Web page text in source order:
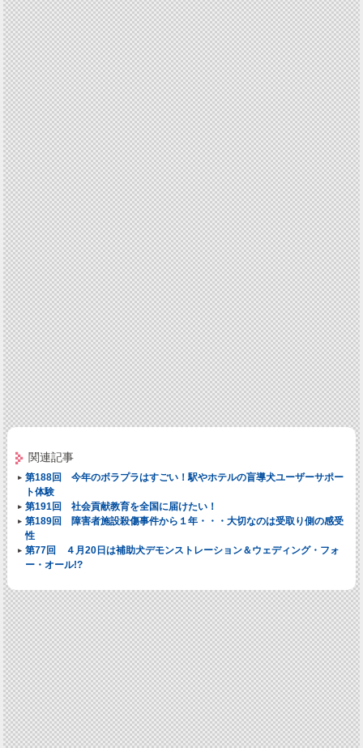
関連記事
第188回 今年のボラプラはすごい！駅やホテルの盲導犬ユーザーサポー
ト体験
第191回 社会貢献教育を全国に届けたい！
第189回 障害者施設殺傷事件から１年・・・大切なのは受取り側の感受
性
第77回 ４月20日は補助犬デモンストレーション＆ウェディング・フォ
ー・オール!?